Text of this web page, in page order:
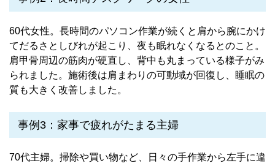
60代女性。長時間のパソコン作業が続くと肩から腕にかけ
てだるさとしびれが起こり、夜も眠れなくなるとのこと。
肩甲骨周辺の筋肉が硬直し、背中も丸まっている様子がみ
られました。施術後は肩まわりの可動域が回復し、睡眠の
質も大きく改善しました。
事例3：家事で疲れがたまる主婦
70代主婦。掃除や買い物など、日々の手作業から左手に違